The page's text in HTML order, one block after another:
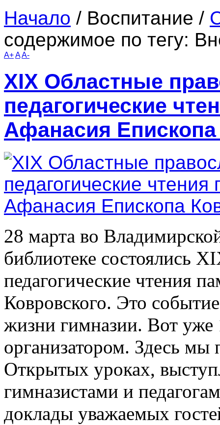
Начало / Воспитание /
содержимое по тегу:
A+AA-
XIX Областные
педагогические
Афанасия Епископа
28 марта во
библиотеке состоялись
педагогические чтения
Ковровского. Это
жизни гимназии. Вот уже
организатором. Здесь
Открытых уроках,
гимназистами и
доклады уважаемых